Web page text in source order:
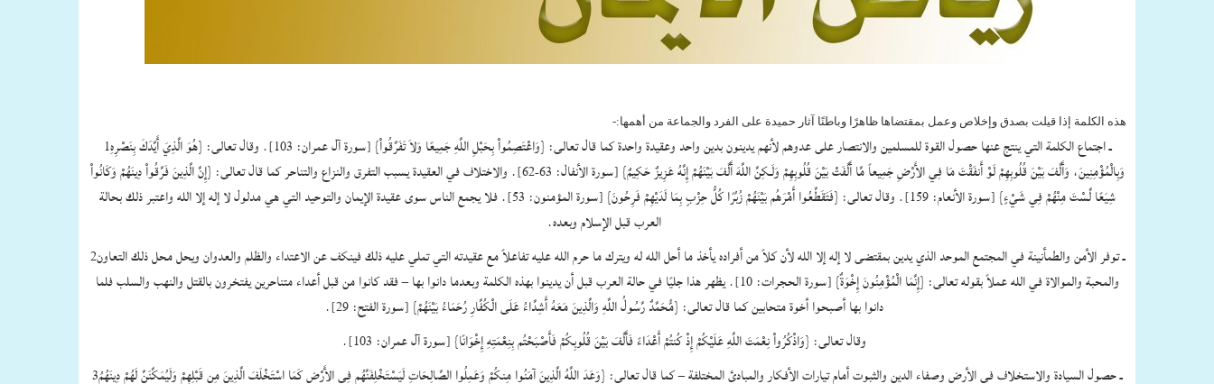
هذه الكلمة إذا قيلت بصدق وإخلاص وعمل بمقتضاها ظاهرًا وباطنًا آثار حميدة على الفرد والجماعة من أهمها‏:‏-
1ـ اجتماع الكلمة التي ينتج عنها حصول القوة للمسلمين والانتصار على عدوهم لأنهم يدينون بدين واحد وعقيدة واحدة كما قال تعالى‏:‏ ‏{‏وَاعْتَصِمُواْ بِحَبْلِ اللَّهِ جَمِيعًا وَلاَ تَفَرَّقُواْ‏}‏ ‏[‏سورة آل عمران‏:‏ 103‏]‏‏.‏ وقال تعالى‏:‏ ‏{‏هُوَ الَّذِيَ أَيَّدَكَ بِنَصْرِهِ
وَبِالْمُؤْمِنِينَ، وَأَلَّفَ بَيْنَ قُلُوبِهِمْ لَوْ أَنفَقْتَ مَا فِي الأَرْضِ جَمِيعاً مَّا أَلَّفَتْ بَيْنَ قُلُوبِهِمْ وَلَـكِنَّ اللَّهَ أَلَّفَ بَيْنَهُمْ إِنَّهُ عَزِيزٌ حَكِيمٌ‏}‏ ‏[‏سورة الأنفال‏:‏ 62-63‏]‏‏.‏ والاختلاف في العقيدة يسبب التفرق والنزاع والتناحر كما قال تعالى‏:‏ ‏{‏إِنَّ الَّذِينَ فَرَّقُواْ دِينَهُمْ وَكَانُواْ
شِيَعًا لَّسْتَ مِنْهُمْ فِي شَيْءٍ‏}‏ ‏[‏سورة الأنعام‏:‏ 159‏]‏‏.‏ وقال تعالى‏:‏ ‏{‏فَتَقَطَّعُوا أَمْرَهُم بَيْنَهُمْ زُبُرًا كُلُّ حِزْبٍ بِمَا لَدَيْهِمْ فَرِحُونَ‏}‏ ‏[‏سورة المؤمنون‏:‏ 53‏]‏‏.‏ فلا يجمع الناس سوى عقيدة الإيمان والتوحيد التي هي مدلول لا إله إلا الله واعتبر ذلك بحالة
2ـ توفر الأمن والطمأنينة في المجتمع الموحد الذي يدين بمقتضى لا إله إلا الله لأن كلاً من أفراده يأخذ ما أحل الله له ويترك ما حرم الله عليه تفاعلاً مع عقيدته التي تملي عليه ذلك فينكف عن الاعتداء والظلم والعدوان ويحل محل ذلك التعاون
والمحبة والموالاة في الله عملاً بقوله تعالى‏:‏ ‏{‏إِنَّمَا الْمُؤْمِنُونَ إِخْوَةٌ‏}‏ ‏[‏سورة الحجرات‏:‏ 10‏]‏‏.‏ يظهر هذا جليًا في حالة العرب قبل أن يدينوا بهذه الكلمة وبعدما دانوا بها – فقد كانوا من قبل أعداء متناحرين يفتخرون بالقتل والنهب والسلب فلما
3ـ حصول السيادة والاستخلاف في الأرض وصفاء الدين والثبوت أمام تيارات الأفكار والمبادئ المختلفة – كما قال تعالى‏:‏ ‏{‏وَعَدَ اللَّهُ الَّذِينَ آمَنُوا مِنكُمْ وَعَمِلُوا الصَّالِحَاتِ لَيَسْتَخْلِفَنَّهُم فِي الأَرْضِ كَمَا اسْتَخْلَفَ الَّذِينَ مِن قَبْلِهِمْ وَلَيُمَكِّنَنَّ لَهُمْ دِينَهُمُ